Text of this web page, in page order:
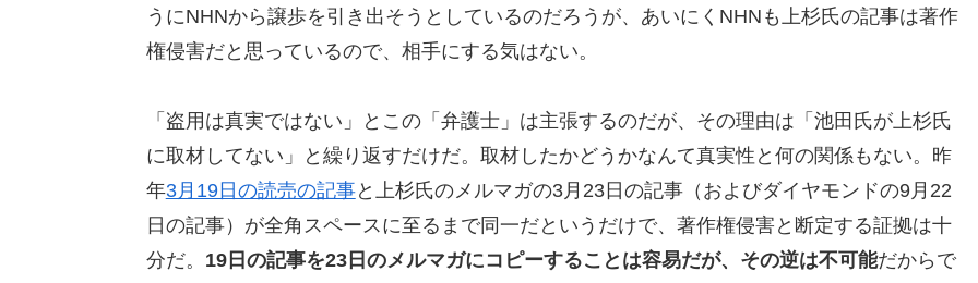
うにNHNから譲歩を引き出そうとしているのだろうが、あいにくNHNも上杉氏の記事は著作
権侵害だと思っているので、相手にする気はない。
「盗用は真実ではない」とこの「弁護士」は主張するのだが、その理由は「池田氏が上杉氏
に取材してない」と繰り返すだけだ。取材したかどうかなんて真実性と何の関係もない。昨
年3月19日の読売の記事と上杉氏のメルマガの3月23日の記事（およびダイヤモンドの9月22
日の記事）が全角スペースに至るまで同一だというだけで、著作権侵害と断定する証拠は十
分だ。 19日の記事を23日のメルマガにコピーすることは容易だが、その逆は不可能だからで